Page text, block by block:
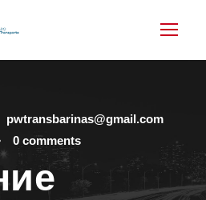
pwtransbarinas@gmail.com
0 comments